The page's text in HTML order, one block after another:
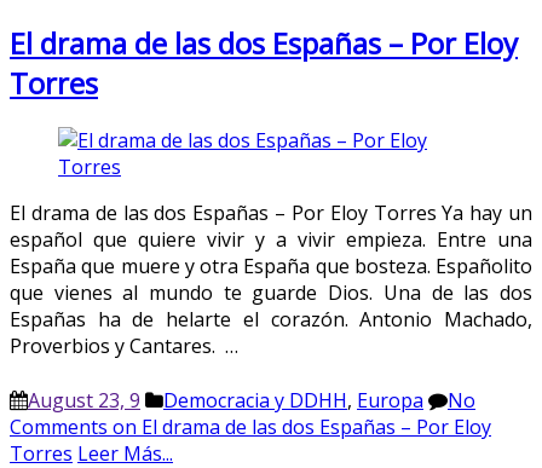
El drama de las dos Españas – Por Eloy
Torres
El drama de las dos Españas – Por Eloy Torres Ya hay un
español que quiere vivir y a vivir empieza. Entre una
España que muere y otra España que bosteza. Españolito
que vienes al mundo te guarde Dios. Una de las dos
Españas ha de helarte el corazón. Antonio Machado,
Proverbios y Cantares. …
August 23, 9 Democracia y DDHH, Europa
No
Comments on El drama de las dos Españas – Por Eloy
Torres Leer Más...